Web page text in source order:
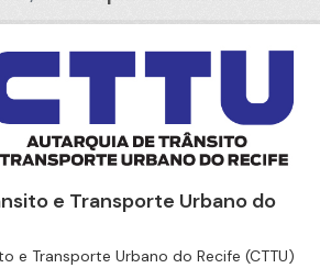
e Transporte Urbano do
e Transporte Urbano do Recife (CTTU)